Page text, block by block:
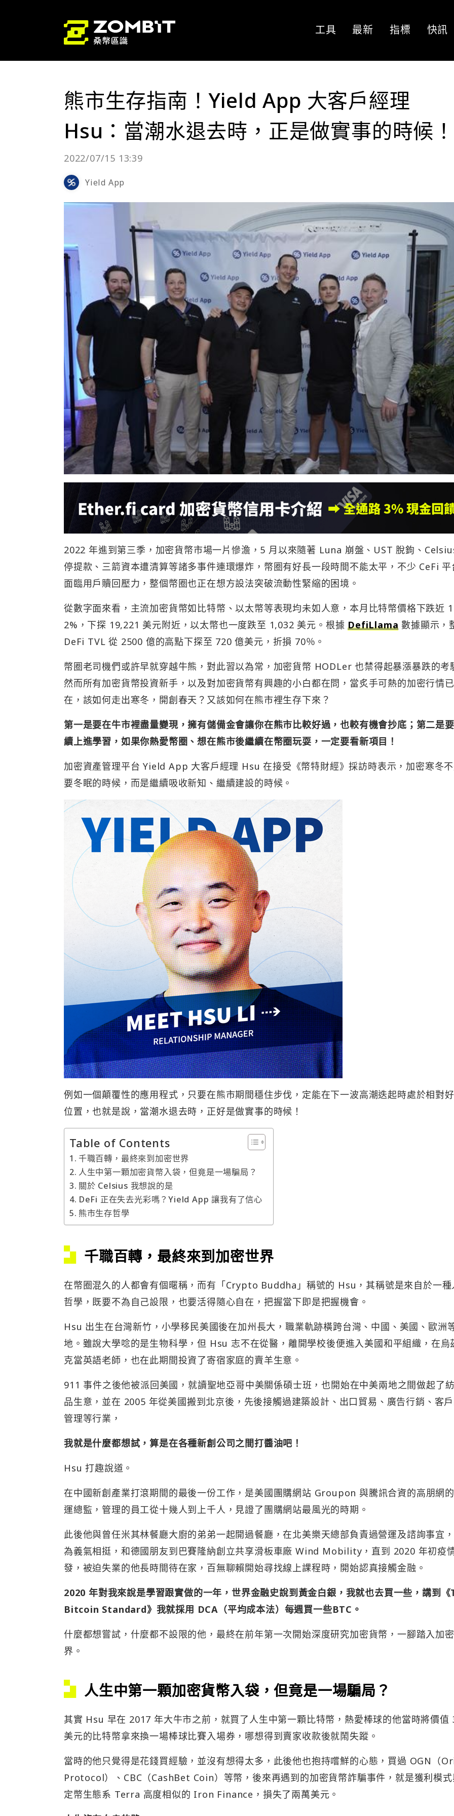
工具 最新 指標 快訊
熊市生存指南！Yield App 大客戶經理
Hsu：當潮水退去時，正是做實事的時候！
2022/07/15 13:39
Yield App
2022 年進到第三季，加密貨幣市場一片慘澹，5 月以來隨著 Luna 崩盤、UST 脫鉤、
停提款、三箭資本遭清算等諸多事件連環爆炸，幣圈有好長一段時間不能太平，不少 CeFi 平
面臨用戶贖回壓力，整個幣圈也正在想方設法突破流動性緊縮的困境。
從數字面來看，主流加密貨幣如比特幣、以太幣等表現均未如人意，本月比特幣價格下跌近 1
2%，下探 19,221 美元附近，以太幣也一度跌至 1,032 美元。根據DefiLlama 數據顯示，
DeFi TVL 從 2500 億的高點下探至 720 億美元，折損 70％。
幣圈老司機們或許早就穿越牛熊，對此習以為常，加密貨幣 HODLer 也禁得起暴漲暴跌的考
然而所有加密貨幣投資新手，以及對加密貨幣有興趣的小白都在問，當炙手可熱的加密行情
在，該如何走出寒冬，開創春天？又該如何在熊市裡生存下來？
第一是要在牛市裡盡量變現，擁有儲備金會讓你在熊市比較好過，也較有機會抄底；第二是
續上進學習，如果你熱愛幣圈、想在熊市後繼續在幣圈玩耍，一定要看新項目！
加密資產管理平台 Yield App 大客戶經理 Hsu 在接受《幣特財經》採訪時表示，加密寒冬
要冬眠的時候，而是繼續吸收新知、繼續建設的時候。
例如一個顛覆性的應用程式，只要在熊市期間穩住步伐，定能在下一波高潮迭起時處於相對
位置，也就是說，當潮水退去時，正好是做實事的時候！
Table of Contents
千職百轉，最終來到加密世界
人生中第一顆加密貨幣入袋，但竟是一場騙局？
關於 Celsius 我想說的是
DeFi 正在失去光彩嗎？Yield App 讓我有了信心
熊市生存哲學
千職百轉，最終來到加密世界
在幣圈混久的人都會有個暱稱，而有「Crypto Buddha」稱號的 Hsu，其稱號是來自於一種
哲學，既要不為自己設限，也要活得隨心自在，把握當下即是把握機會。
Hsu 出生在台灣新竹，小學移民美國後在加州長大，職業軌跡橫跨台灣、中國、美國、歐洲
地。雖說大學唸的是生物科學，但 Hsu 志不在從醫，離開學校後便進入美國和平組織，在烏
克當英語老師，也在此期間投資了寄宿家庭的賣羊生意。
911 事件之後他被派回美國，就讀聖地亞哥中美關係碩士班，也開始在中美兩地之間做起了
品生意，並在 2005 年從美國搬到北京後，先後接觸過建築設計、出口貿易、廣告行銷、客
管理等行業，
我就是什麼都想試，算是在各種新創公司之間打醬油吧！
Hsu 打趣說道。
在中國新創產業打滾期間的最後一份工作，是美國團購網站 Groupon 與騰訊合資的高朋網
運總監，管理的員工從十幾人到上千人，見證了團購網站最風光的時期。
此後他與曾任米其林餐廳大廚的弟弟一起開過餐廳，在北美樂天總部負責過營運及諮詢事宜
為義氣相挺，和德國朋友到巴賽隆納創立共享滑板車廠 Wind Mobility，直到 2020 年初疫
發，被迫失業的他長時間待在家，百無聊賴開始尋找線上課程時，開始認真接觸金融。
2020 年對我來說是學習跟實做的一年，世界金融史說到黃金白銀，我就也去買一些，講到
Bitcoin Standard》我就採用 DCA（平均成本法）每週買一些BTC。
什麼都想嘗試，什麼都不設限的他，最終在前年第一次開始深度研究加密貨幣，一腳踏入加
界。
人生中第一顆加密貨幣入袋，但竟是一場騙局？
其實 Hsu 早在 2017 年大牛市之前，就買了人生中第一顆比特幣，熱愛棒球的他當時將價值
美元的比特幣拿來換一場棒球比賽入場券，哪想得到賣家收款後就鬧失蹤。
當時的他只覺得是花錢買經驗，並沒有想得太多，此後他也抱持嚐鮮的心態，買過 OGN（
Protocol）、CBC（CashBet Coin）等幣，後來再遇到的加密貨幣詐騙事件，就是獲利模
定幣生態系 Terra 高度相似的 Iron Finance，損失了兩萬美元。